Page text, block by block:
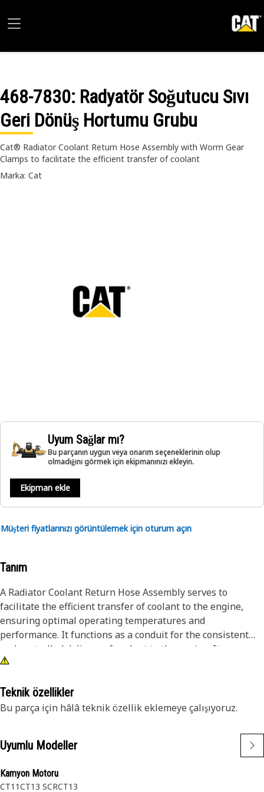
468-7830: Radyatör Soğutucu Sıvı
Geri Dönüş Hortumu Grubu
Cat® Radiator Coolant Return Hose Assembly with Worm Gear
Clamps to facilitate the efficient transfer of coolant
Marka: Cat
Uyum Sağlar mı?
Bu parçanın uygun veya onarım seçeneklerinin olup
olmadığını görmek için ekipmanınızı ekleyin.
Ekipman ekle
Müşteri fiyatlarınızı görüntülemek için oturum açın
Tanım
A Radiator Coolant Return Hose Assembly serves to
facilitate the efficient transfer of coolant to the engine,
ensuring optimal operating temperatures and
performance. It functions as a conduit for the consistent
and controlled delivery of coolant to the engine. It ensures
that the engine components remain within the specified
reliable operation.
• Withstands vibrations and shocks in the air compressor
• Provided with 1" and 3/4" inner diameter worm gear band
• Ensures optimal flow rates and minimizes pressure drops
Teknik özellikler
Bu parça için hâlâ teknik özellik eklemeye çalışıyoruz.
Uyumlu Modeller
Kamyon Motoru
CT11CT13 SCRCT13